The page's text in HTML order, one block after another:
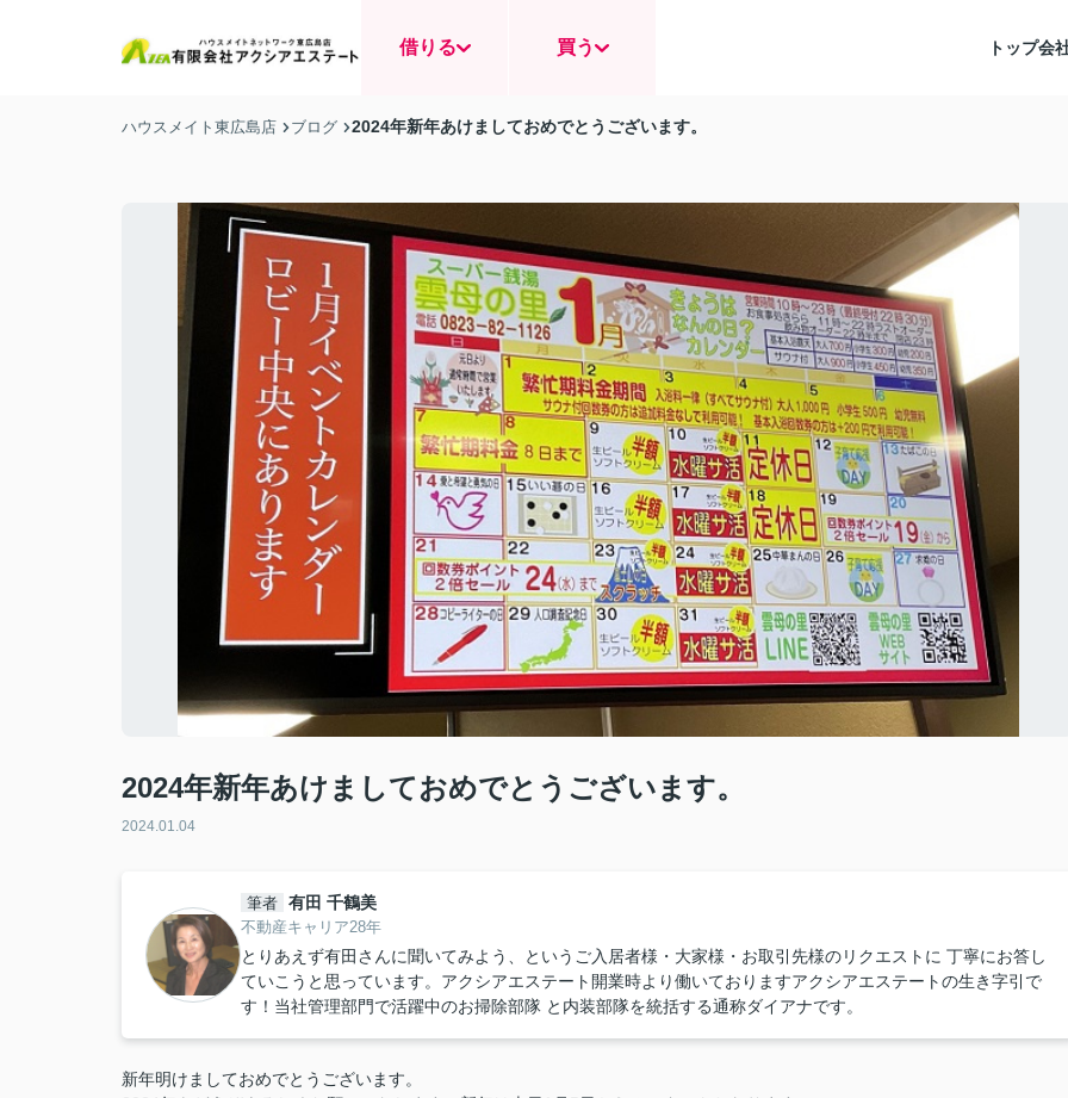
借りる 買う トップ会
ハウスメイト東広島店 ブログ 2024年新年あけましておめでとうございます。
2024年新年あけましておめでとうございます。
2024.01.04
筆者 有田 千鶴美
不動産キャリア28年
とりあえず有田さんに聞いてみよう、というご入居者様・大家様・お取引先様のリクエストに 丁寧にお答し
ていこうと思っています。アクシアエステート開業時より働いておりますアクシアエステートの生き字引で
す！当社管理部門で活躍中のお掃除部隊 と内装部隊を統括する通称ダイアナです。
新年明けましておめでとうございます。